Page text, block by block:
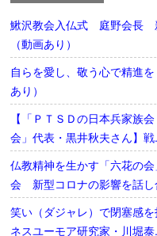
鰍沢教会入仏式 庭野会長
（動画あり）
自らを愛し、敬う心で精進
あり）
【「ＰＴＳＤの日本兵家族
会」代表・黒井秋夫さん】戦
仏教精神を生かす「六花の
会 新型コロナの影響を話し
笑い（ダジャレ）で閉塞感
ネスユーモア研究家・川堀泰